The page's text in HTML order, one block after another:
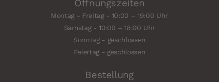
Öffnungszeiten
Montag - Freitag - 10:00 – 19:00 Uhr
Samstag - 10:00 – 18:00 Uhr
Sonntag - geschlossen
Feiertag - geschlossen
Bestellung